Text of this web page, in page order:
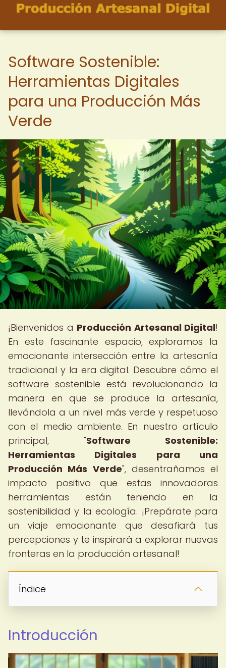
Software Sostenible:
Herramientas Digitales
para una Producción Más
Verde
¡Bienvenidos a Producción Artesanal Digital!
En este fascinante espacio, exploramos la
emocionante intersección entre la artesanía
tradicional y la era digital. Descubre cómo el
software sostenible está revolucionando la
manera en que se produce la artesanía,
llevándola a un nivel más verde y respetuoso
con el medio ambiente. En nuestro artículo
principal, "Software Sostenible:
Herramientas Digitales para una
Producción Más Verde", desentrañamos el
impacto positivo que estas innovadoras
herramientas están teniendo en la
sostenibilidad y la ecología. ¡Prepárate para
un viaje emocionante que desafiará tus
percepciones y te inspirará a explorar nuevas
fronteras en la producción artesanal!
Índice
Introducción